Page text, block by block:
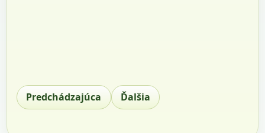
Predchádzajúca Ďalšia